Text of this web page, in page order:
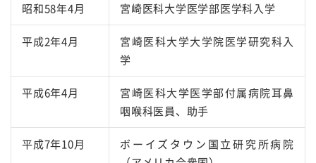
昭和58年4月 宮崎医科大学医学部医学科入学
平成2年4月
宮崎医科大学大学院医学研究科入
学
平成6年4月
宮崎医科大学医学部付属病院耳鼻
咽喉科医員、助手
平成7年10月
ボーイズタウン国立研究所病院